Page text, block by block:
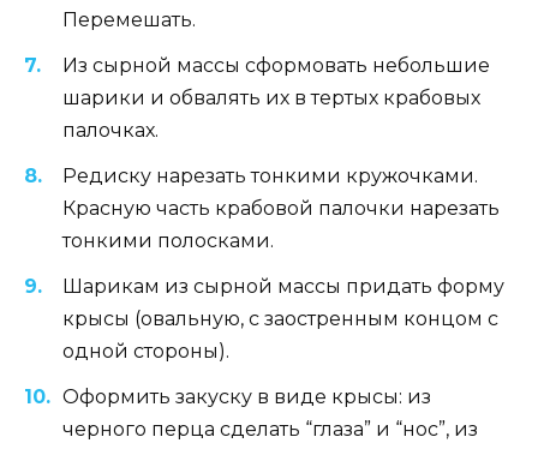
Перемешать.
Из сырной массы сформовать небольшие
шарики и обвалять их в тертых крабовых
палочках.
Редиску нарезать тонкими кружочками.
Красную часть крабовой палочки нарезать
тонкими полосками.
Шарикам из сырной массы придать форму
крысы (овальную, с заостренным концом с
одной стороны).
Оформить закуску в виде крысы: из
черного перца сделать “глаза” и “нос”, из